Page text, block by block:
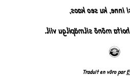
Sa tulõ esi inne,
Seod jõvva väega hoita
Traduit en võro par